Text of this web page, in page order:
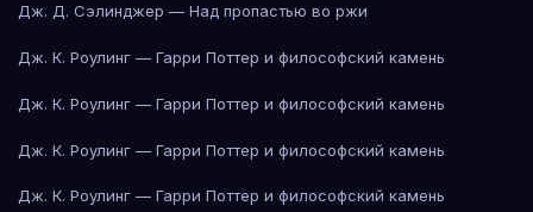
Дж. Д. Сэлинджер — Над пропастью во ржи
Дж. К. Роулинг — Гарри Поттер и философский камень
Дж. К. Роулинг — Гарри Поттер и философский камень
Дж. К. Роулинг — Гарри Поттер и философский камень
Дж. К. Роулинг — Гарри Поттер и философский камень